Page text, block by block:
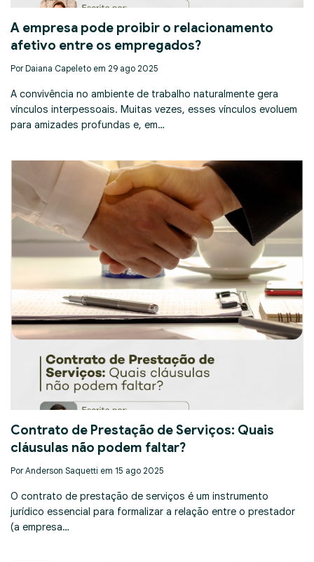
A empresa pode proibir o relacionamento
afetivo entre os empregados?
Por Daiana Capeleto em 29 ago 2025
A convivência no ambiente de trabalho naturalmente gera
vínculos interpessoais. Muitas vezes, esses vínculos evoluem
para amizades profundas e, em…
Contrato de Prestação de Serviços: Quais
cláusulas não podem faltar?
Por Anderson Saquetti em 15 ago 2025
O contrato de prestação de serviços é um instrumento
jurídico essencial para formalizar a relação entre o prestador
(a empresa…